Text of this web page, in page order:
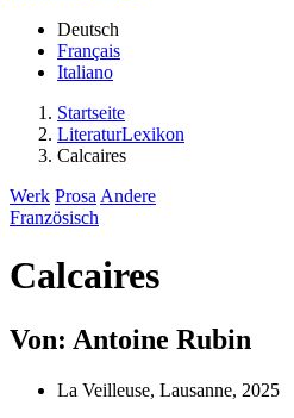
Deutsch
Français
Italiano
Startseite
LiteraturLexikon
Calcaires
Werk Prosa Andere
Französisch
Calcaires
Von: Antoine Rubin
La Veilleuse, Lausanne, 2025